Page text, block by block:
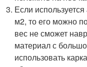
Если
м2, то его можно
вес не сможет
материал с
использовать